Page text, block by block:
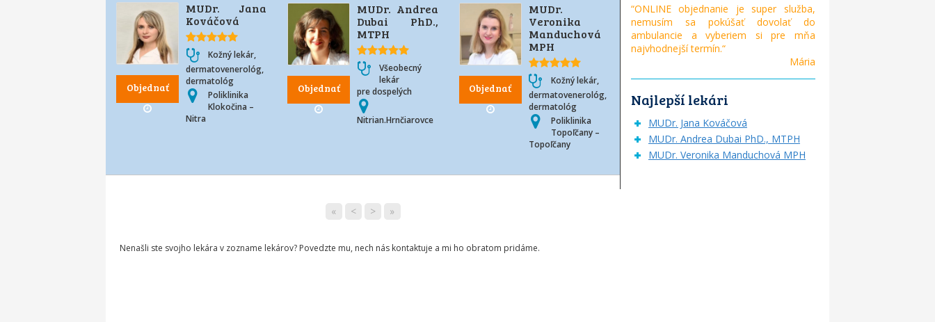
Objednať
MUDr. Jana
Kováčová
Kožný lekár,
dermatovenerológ,
dermatológ
Poliklinika
Klokočina –
Nitra
Objednať
MUDr. Andrea
Dubai PhD.,
MTPH
Všeobecný
lekár
pre dospelých
Nitrian.Hrnčiarovce
Objednať
MUDr.
Veronika
Manduchová
MPH
Kožný lekár,
dermatovenerológ,
dermatológ
Poliklinika
Topoľčany –
Topoľčany
« < > »
Nenašli ste svojho lekára v zozname lekárov? Povedzte mu, nech nás kontaktuje a mi ho obratom pridáme.
“ONLINE objednanie je super služba,
nemusím sa pokúšať dovolať do
ambulancie a vyberiem si pre mňa
najvhodnejší termín.“
Mária
Najlepší lekári
MUDr. Jana Kováčová
MUDr. Andrea Dubai PhD., MTPH
MUDr. Veronika Manduchová MPH